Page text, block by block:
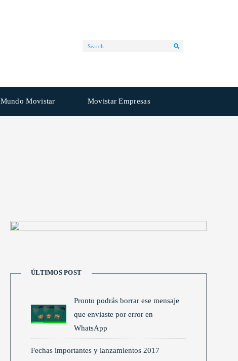
Mundo Movistar Movistar Empresas
ÚLTIMOS POST
Pronto podrás borrar ese mensaje
que enviaste por error en
WhatsApp
Fechas importantes y lanzamientos 2017